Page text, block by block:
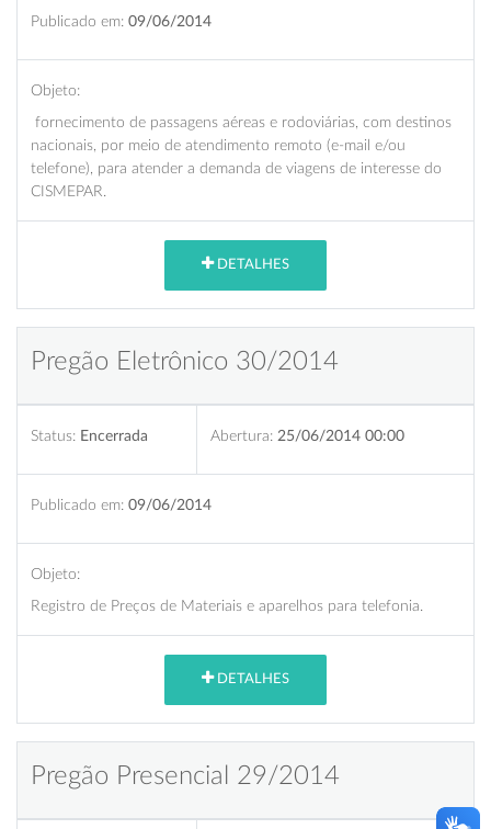
Publicado em: 09/06/2014
Objeto:
fornecimento de passagens aéreas e rodoviárias, com destinos
nacionais, por meio de atendimento remoto (e-mail e/ou
telefone), para atender a demanda de viagens de interesse do
CISMEPAR.
DETALHES
Pregão Eletrônico 30/2014
Status: Encerrada Abertura: 25/06/2014 00:00
Publicado em: 09/06/2014
Objeto:
Registro de Preços de Materiais e aparelhos para telefonia.
DETALHES
Pregão Presencial 29/2014